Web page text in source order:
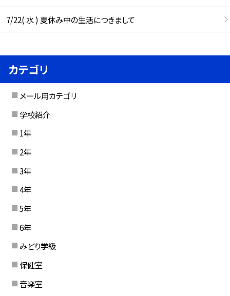
7/22( 水 ) 夏休み中の生活につきまして
カテゴリ
メール用カテゴリ
学校紹介
1年
2年
3年
4年
5年
6年
みどり学級
保健室
音楽室